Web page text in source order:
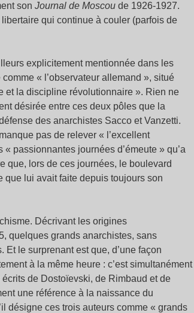
son Journal de Moscou de 1926-1927.
qui continue à couler (parfois de
explicitement mentionnée dans les
« l’observateur allemand », situé
et la discipline révolutionnaire ». Rien ne
désirée entre ces deux pôles que la
des anarchistes Sacco et Vanzetti.
pas de relever « l’excellent
passionnantes journées d’émeute » qu’a
que, lors de ces journées, le boulevard
que lui avait faite depuis toujours son
Décrivant les origines
quelques grands anarchistes, sans
le surprenant est que, d’une façon
à la même heure : c’est simultanément
de Dostoïevski, de Rimbaud et de
une référence à la naissance du
désigne ces trois auteurs comme « grands